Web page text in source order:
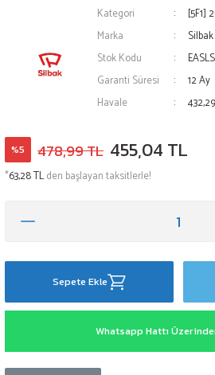
Kategori [5F1]
Marka
Silbak
Stok Kodu
Garanti Süresi
12 Ay
Havale
%5 478,99 TL 455,04 TL
*63,28 TLden başlayan taksitlerle!
Sepete Ekle
Whatsapp Hattı